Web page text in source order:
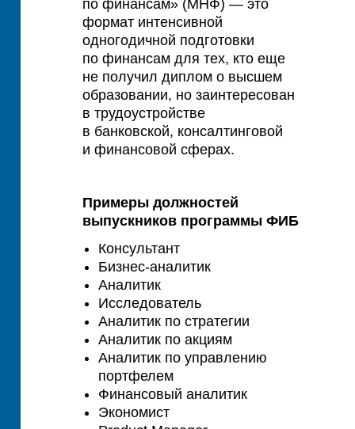
по финансам» (МНФ) — это
формат интенсивной
одногодичной подготовки
по финансам для тех, кто еще
не получил диплом о высшем
образовании, но заинтересован
в трудоустройстве
в банковской, консалтинговой
и финансовой сферах.
Примеры должностей
выпускников программы ФИБ
Консультант
Бизнес-аналитик
Аналитик
Исследователь
Аналитик по стратегии
Аналитик по акциям
Аналитик по управлению
портфелем
Финансовый аналитик
Экономист